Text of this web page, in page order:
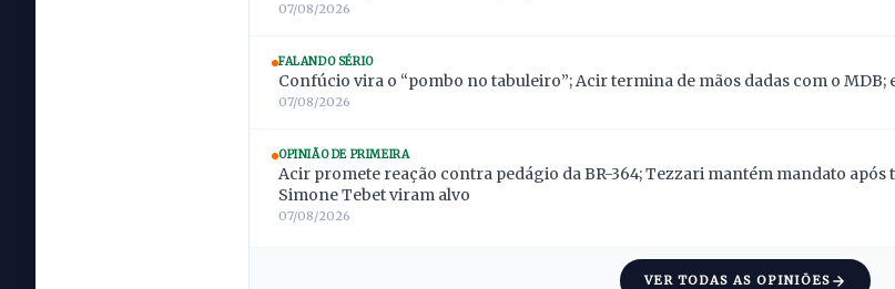
07/08/2026
FALANDO SÉRIO
Confúcio vira o “pombo no tabuleiro”; Acir termina de mãos dadas com o MDB;
07/08/2026
OPINIÃO DE PRIMEIRA
Acir promete reação contra pedágio da BR-364; Tezzari mantém mandato após
Simone Tebet viram alvo
07/08/2026
VER TODAS AS OPINIÕES